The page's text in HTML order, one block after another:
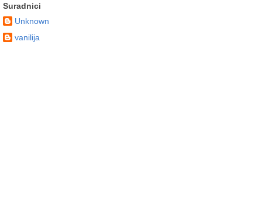
Suradnici
Unknown
vanilija